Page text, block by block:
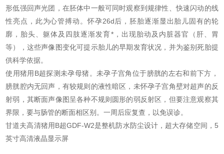
形低强回声光团，在胚体中一般可同时观察到规律性、快速闪动的线
性亮点，此为心管搏动。怀孕26d后，胚胎逐渐显出胎儿固有的轮
廓，胎头、躯体及四肢逐渐发育*，出现胎动及内脏器官（肝、胃
等），这些声像图变化可提示胎儿的早期发育状况，并为鉴别死胎提
供科学依据。
使用猪用B超探测未孕母猪。未孕子宫角位于膀胱的左右和前下方，
膀胱腔内无回声，有较规则的液性暗区，未怀孕子宫角壁对超声的反
射弱，其断面声像图呈各种不规则圆形的弱反射区，但要注意观察其
界限，要与肠管的断面相区别。一周后应复查，以免误诊。
甘道夫高清猪用B超GDF-W2是整机防水防尘设计，超大存储空间，5
英寸高清液晶显示屏